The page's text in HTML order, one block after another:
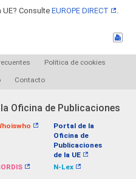
Consulte EUROPE DIRECT .
Política de cookies
Contacto
Oficina de Publicaciones
Portal de la
Oficina de
Publicaciones
de la UE
N-Lex